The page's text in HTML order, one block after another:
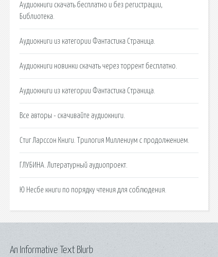
Аудиокниги скачать бесплатно и без регистрации,
Библиотека.
Аудиокниги из категории Фантастика Страница.
Аудиокниги новинки скачать через торрент бесплатно.
Аудиокниги из категории Фантастика Страница.
Все авторы - скачивайте аудиокниги.
Стиг Ларссон Книги. Трилогия Миллениум с продолжением.
ГЛУБИНА. Литературный аудиопроект.
Ю Несбе книги по порядку чтения для соблюдения.
An Informative Text Blurb